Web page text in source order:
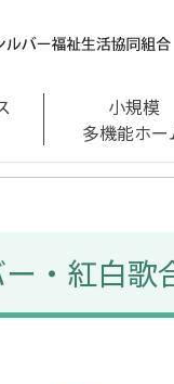
小規模
多機能ホー
白歌合戦★☆
・紅白